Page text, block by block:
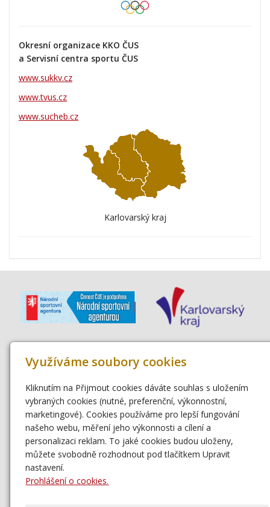
Okresní organizace KKO ČUS
a Servisní centra sportu ČUS
www.sukkv.cz
www.tvus.cz
www.sucheb.cz
Karlovarský kraj
Využíváme soubory cookies
Kliknutím na Přijmout cookies dáváte souhlas s uložením
vybraných cookies (nutné, preferenční, výkonnostní,
marketingové). Cookies používáme pro lepší fungování
našeho webu, měření jeho výkonnosti a cílení a
personalizaci reklam. To jaké cookies budou uloženy,
můžete svobodně rozhodnout pod tlačítkem Upravit
nastavení.
Prohlášení o cookies.